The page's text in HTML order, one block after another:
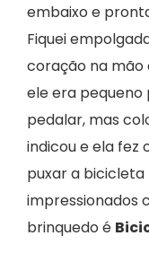
embaixo e
Fiquei
coração na mão
ele era pequeno
pedalar, mas
indicou e ela fez
puxar a bicicleta
impressionados
brinquedo é